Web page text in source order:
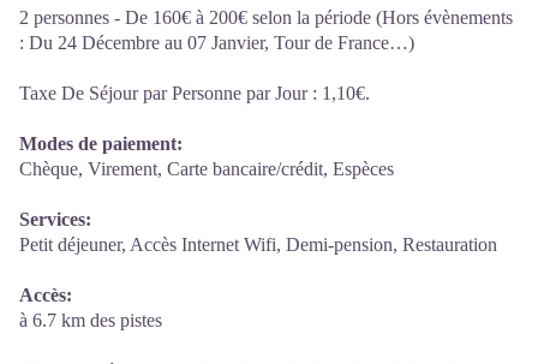
2 personnes - De 160€ à 200€ selon la période (Hors évènements
: Du 24 Décembre au 07 Janvier, Tour de France…)
Taxe De Séjour par Personne par Jour : 1,10€.
Modes de paiement:
Chèque, Virement, Carte bancaire/crédit, Espèces
Services:
Petit déjeuner, Accès Internet Wifi, Demi-pension, Restauration
Accès:
à 6.7 km des pistes